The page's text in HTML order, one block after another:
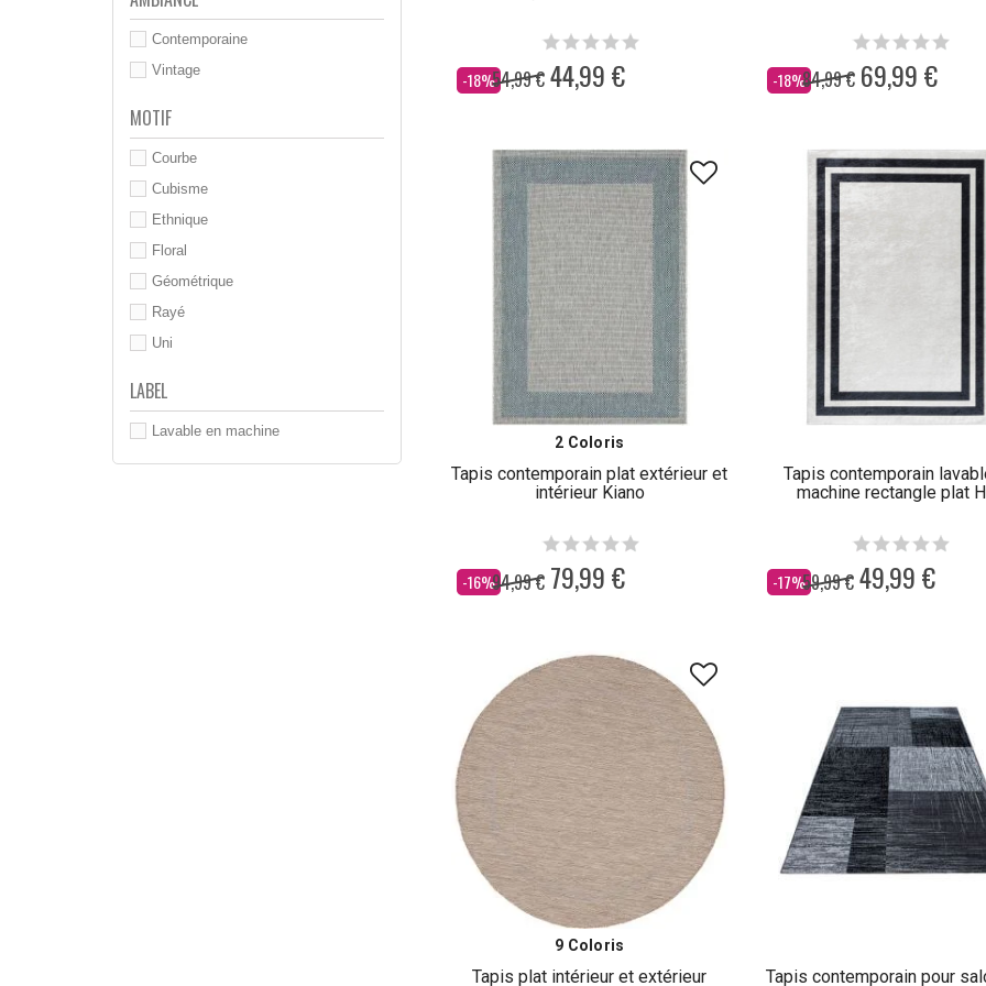
Contemporaine
Vintage
MOTIF
Courbe
Cubisme
Ethnique
Floral
Géométrique
Rayé
Uni
LABEL
Lavable en machine
-18%
Dès 54,99 € 44,99 € -18%
Dès 84,99 € 69,99 €
2 Coloris
Tapis contemporain plat extérieur et
intérieur Kiano
-16%
Dès 94,99 € 79,99 €
Tapis contemporain
machine rectangle plat
-17%
Dès 59,99 € 49,99 €
9 Coloris
Tapis plat intérieur et extérieur
Tapis contemporain pour